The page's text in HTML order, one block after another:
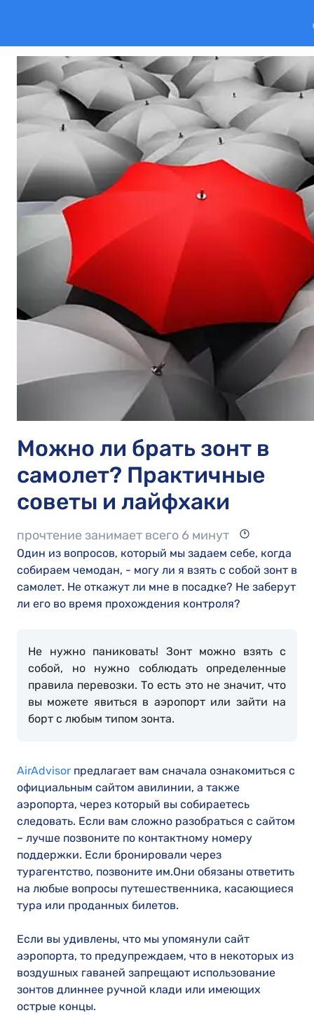
Можно ли брать зонт в
самолет? Практичные
советы и лайфхаки
прочтение занимает всего 6 минут
Один из вопросов, который мы задаем себе, когда
собираем чемодан, - могу ли я взять с собой зонт в
самолет. Не откажут ли мне в посадке? Не заберут
ли его во время прохождения контроля?
Не нужно паниковать! Зонт можно взять с
собой, но нужно соблюдать определенные
правила перевозки. То есть это не значит, что
вы можете явиться в аэропорт или зайти на
борт с любым типом зонта.
AirAdvisor предлагает вам сначала ознакомиться с
официальным сайтом авилинии, а также
аэропорта, через который вы собираетесь
следовать. Если вам сложно разобраться с сайтом
– лучше позвоните по контактному номеру
поддержки. Если бронировали через
турагентство, позвоните им.Они обязаны ответить
на любые вопросы путешественника, касающиеся
тура или проданных билетов.
Если вы удивлены, что мы упомянули сайт
аэропорта, то предупреждаем, что в некоторых из
воздушных гаваней запрещают использование
зонтов длиннее ручной клади или имеющих
острые концы.